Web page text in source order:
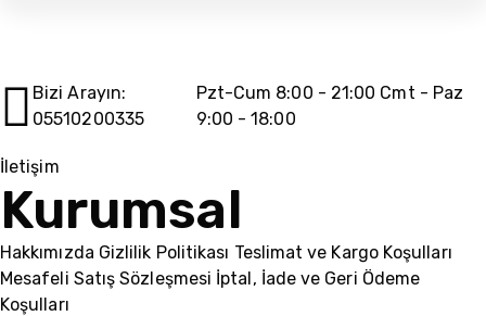
Bizi Arayın:
05510200335
Pzt-Cum 8:00 - 21:00 Cmt - Paz
9:00 - 18:00
İletişim
Kurumsal
Hakkımızda Gizlilik Politikası Teslimat ve Kargo Koşulları
Mesafeli Satış Sözleşmesi İptal, İade ve Geri Ödeme
Koşulları